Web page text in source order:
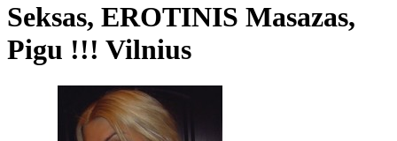
Seksas, EROTINIS Masazas,
Pigu !!! Vilnius